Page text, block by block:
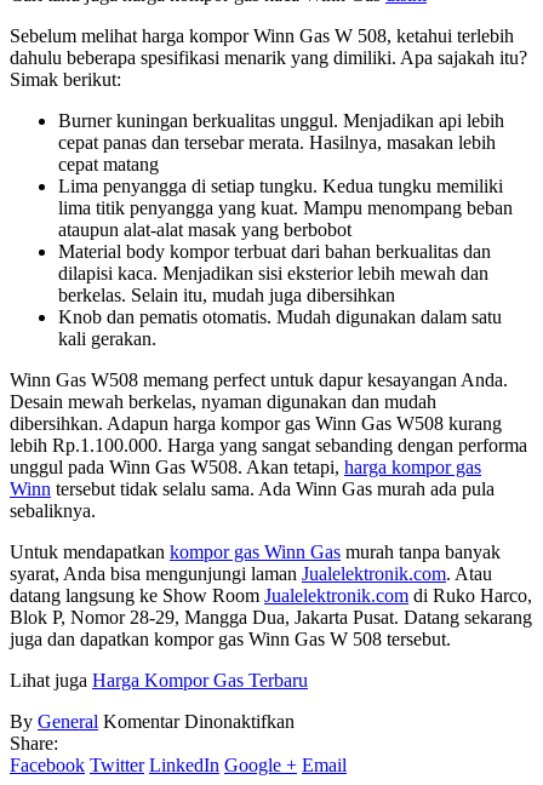
Sebelum melihat harga kompor Winn Gas W 508, ketahui terlebih
dahulu beberapa spesifikasi menarik yang dimiliki. Apa sajakah itu?
Simak berikut:
Burner kuningan berkualitas unggul. Menjadikan api lebih
cepat panas dan tersebar merata. Hasilnya, masakan lebih
cepat matang
Lima penyangga di setiap tungku. Kedua tungku memiliki
lima titik penyangga yang kuat. Mampu menompang beban
ataupun alat-alat masak yang berbobot
Material body kompor terbuat dari bahan berkualitas dan
dilapisi kaca. Menjadikan sisi eksterior lebih mewah dan
berkelas. Selain itu, mudah juga dibersihkan
Knob dan pematis otomatis. Mudah digunakan dalam satu
kali gerakan.
Winn Gas W508 memang perfect untuk dapur kesayangan Anda.
Desain mewah berkelas, nyaman digunakan dan mudah
dibersihkan. Adapun harga kompor gas Winn Gas W508 kurang
lebih Rp.1.100.000. Harga yang sangat sebanding dengan performa
unggul pada Winn Gas W508. Akan tetapi, harga kompor gas
Winn tersebut tidak selalu sama. Ada Winn Gas murah ada pula
sebaliknya.
Untuk mendapatkan kompor gas Winn Gas murah tanpa banyak
syarat, Anda bisa mengunjungi laman Jualelektronik.com. Atau
datang langsung ke Show Room Jualelektronik.com di Ruko Harco,
Blok P, Nomor 28-29, Mangga Dua, Jakarta Pusat. Datang sekarang
juga dan dapatkan kompor gas Winn Gas W 508 tersebut.
Lihat juga Harga Kompor Gas Terbaru
By General Komentar Dinonaktifkan
Kompor
Share:
Facebook Twitter LinkedIn Google + Email